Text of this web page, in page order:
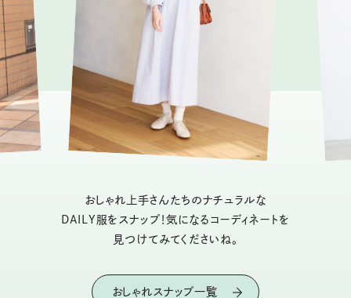
おしゃれ上手さんたちのナチュラルな
DAILY服をスナップ！気になるコーディネートを
見つけてみてくださいね。
おしゃれスナップ一覧